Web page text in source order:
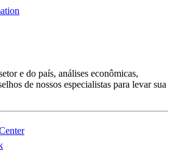
e do país, análises econômicas,
de nossos especialistas para levar sua